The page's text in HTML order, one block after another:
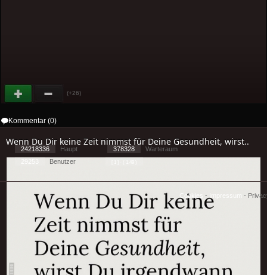
(+26)
Kommentar (0)
Wenn Du Dir keine Zeit nimmst für Deine Gesundheit, wirst..
24218336 Haupt 378328
Warteraum
29253
Benutzer
Cookies - Impressum -